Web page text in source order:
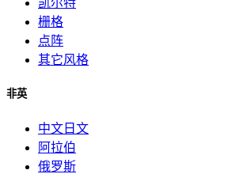
栅格
点阵
其它风格
非英
中文日文
阿拉伯
俄罗斯